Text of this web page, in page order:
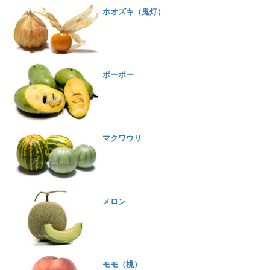
ホオズキ（鬼灯）
ポーポー
マクワウリ
メロン
モモ（桃）